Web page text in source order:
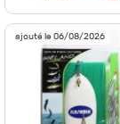
ajouté le 06/08/2026